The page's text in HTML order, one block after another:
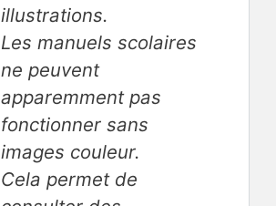
illustrations.
Les manuels scolaires
ne peuvent
apparemment pas
fonctionner sans
images couleur.
Cela permet de